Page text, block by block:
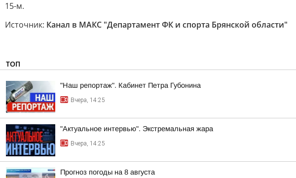
15-м.
Источник: Канал в МАКС "Департамент ФК и спорта Брянской области"
ТОП
"Наш репортаж". Кабинет Петра Губонина
Вчера, 14:25
"Актуальное интервью". Экстремальная жара
Вчера, 14:25
Прогноз погоды на 8 августа